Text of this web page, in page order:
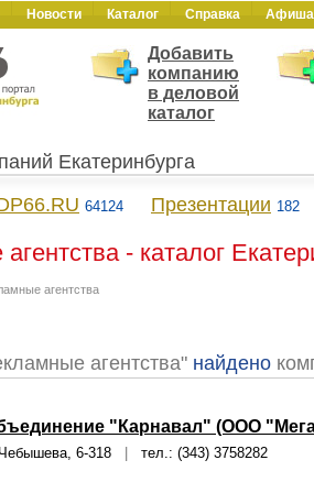
Новости Каталог Справка Афиша
Добавить
компанию
в деловой
каталог
Екатеринбурга
64124 Презентации 182
- каталог
агентства
агентства" найдено
"Карнавал" (ООО
Чебышева, 6-318 тел.: (343) 3758282